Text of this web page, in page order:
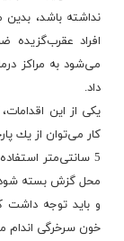
نداشته باشد،
افراد عقرب‌گزیده
می‌شود به مراكز
داد.
یكی از این
محل گزش بسته شود
و باید توجه داشت
خون سرخرگی اندام